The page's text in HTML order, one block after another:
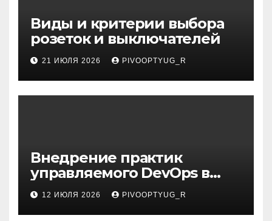
Виды и критерии выбора
розеток и выключателей
21 ИЮЛЯ 2026 PIVOOPTYUG_R
Внедрение практик
управляемого DevOps в
корпоративную ИТ-
инфраструктуру
12 ИЮЛЯ 2026 PIVOOPTYUG_R